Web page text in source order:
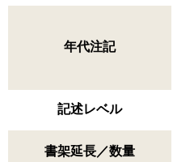
年代注記
記述レベル
書架延長／数量